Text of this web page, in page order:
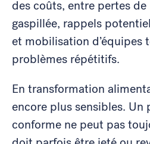
des coûts, entre pertes
gaspillée, rappels
et mobilisation d’équipes
problèmes répétitifs.
En transformation
encore plus sensibles. Un
conforme ne peut pas